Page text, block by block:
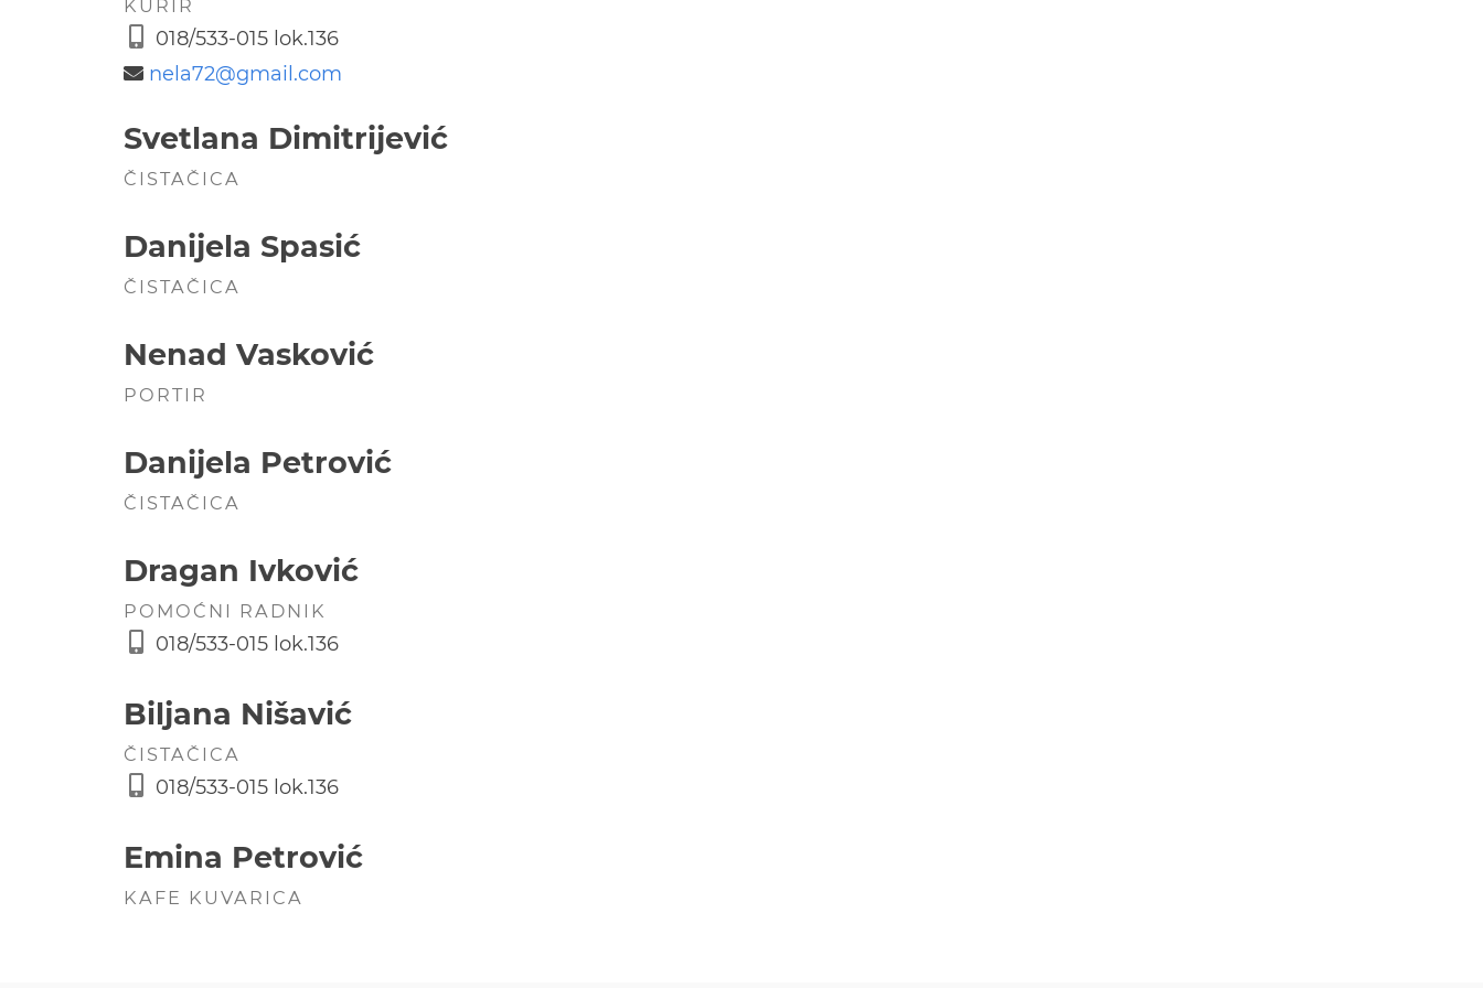
KURIR
018/533-015 lok.136
nela72@gmail.com
Svetlana Dimitrijević
ČISTAČICA
Danijela Spasić
ČISTAČICA
Nenad Vasković
PORTIR
Danijela Petrović
ČISTAČICA
Dragan Ivković
POMOĆNI RADNIK
018/533-015 lok.136
Biljana Nišavić
ČISTAČICA
018/533-015 lok.136
Emina Petrović
KAFE KUVARICA